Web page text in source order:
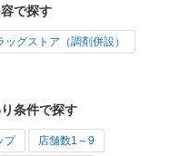
で探す
ッグストア（調剤併設）
条件で探す
プ 店舗数1～9